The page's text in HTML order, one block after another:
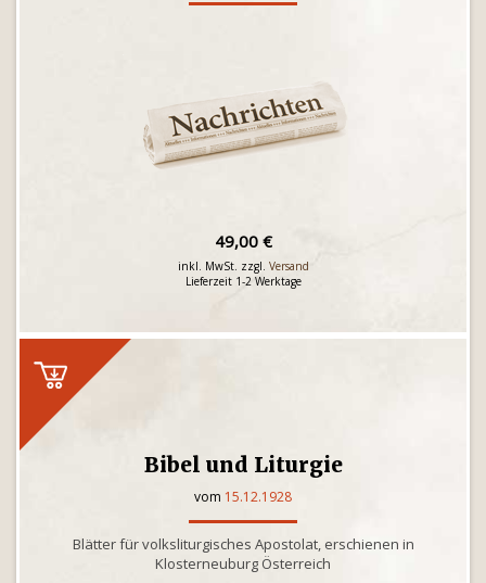
49,00 €
inkl. MwSt. zzgl. Versand
Lieferzeit 1-2 Werktage
Bibel und Liturgie
vom 15.12.1928
Blätter für volksliturgisches Apostolat, erschienen in
Klosterneuburg Österreich